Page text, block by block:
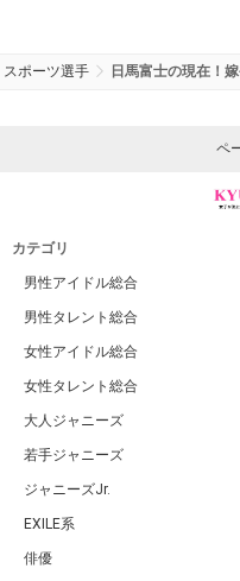
スポーツ選手 日馬富士の現在！
ペ
カテゴリ
男性アイドル総合
男性タレント総合
女性アイドル総合
女性タレント総合
大人ジャニーズ
若手ジャニーズ
ジャニーズJr.
EXILE系
俳優